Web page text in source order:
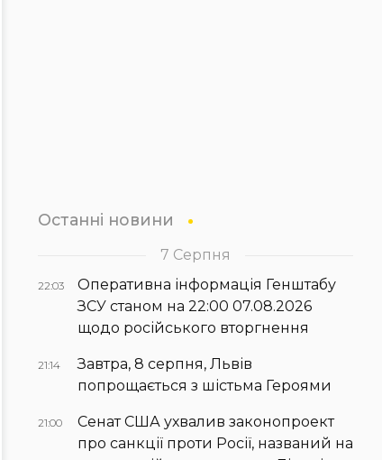
Останні новини
7 Серпня
22:03
Оперативна інформація Генштабу
ЗСУ станом на 22:00 07.08.2026
щодо російського вторгнення
21:14
Завтра, 8 серпня, Львів
попрощається з шістьма Героями
21:00
Сенат США ухвалив законопроект
про санкції проти Росії, названий на